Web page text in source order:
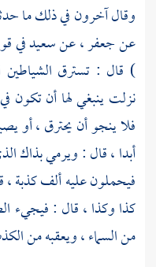
وقال آخرون في ذلك ما
عنجعفر ،عنسعيدفي
) قال : تسترق الشياطين
نزلت ينبغي لها أن
فلا ينجو أن يحترق ، أو
أبدا ، قال : ويرمي بذاك
فيحملون عليه ألف كذبة
كذا وكذا ، قال : فيجيء
من السماء ، ويعقبه من